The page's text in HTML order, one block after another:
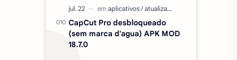
CapCut Pro desbloqueado
(sem marca d'agua) APK MOD
18.7.0